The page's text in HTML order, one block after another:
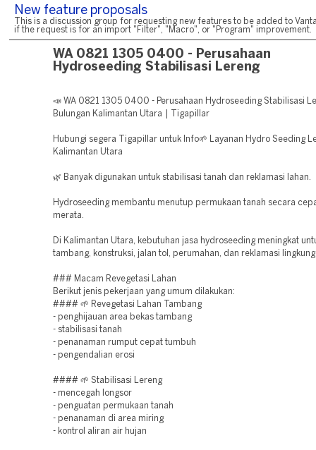
New feature proposals
This is a discussion group for requesting new features to be added to
if the request is for an import "Filter", "Macro", or "Program" improvement.
WA 0821 1305 0400 - Perusahaan
Hydroseeding Stabilisasi Lereng
📣 WA 0821 1305 0400 - Perusahaan Hydroseeding Stabilisasi
Bulungan Kalimantan Utara | Tigapillar
Hubungi segera Tigapillar untuk Info🌱 Layanan Hydro Seeding
Kalimantan Utara
🌿 Banyak digunakan untuk stabilisasi tanah dan reklamasi lahan.
Hydroseeding membantu menutup permukaan tanah secara
merata.
Di Kalimantan Utara, kebutuhan jasa hydroseeding meningkat
tambang, konstruksi, jalan tol, perumahan, dan reklamasi
### Macam Revegetasi Lahan
Berikut jenis pekerjaan yang umum dilakukan:
#### 🌱 Revegetasi Lahan Tambang
- penghijauan area bekas tambang
- stabilisasi tanah
- penanaman rumput cepat tumbuh
- pengendalian erosi
#### 🌱 Stabilisasi Lereng
- mencegah longsor
- penguatan permukaan tanah
- penanaman di area miring
- kontrol aliran air hujan